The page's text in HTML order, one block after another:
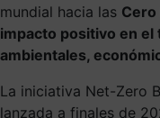
mundial hacia las Cero
impacto positivo en
ambientales,
La iniciativa Net-Zero
lanzada a finales de